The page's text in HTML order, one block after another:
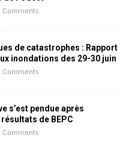
Comments
de catastrophes : Rapport
inondations des 29-30 juin
Comments
s’est pendue après
de BEPC
Comments